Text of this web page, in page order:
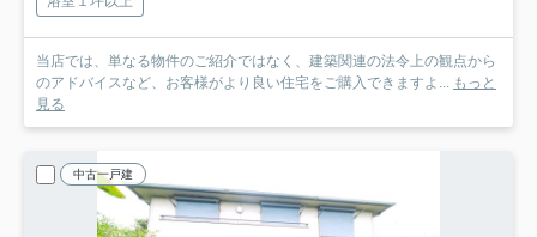
当店では、単なる物件のご紹介ではなく、建築関連の法令上の観点から
のアドバイスなど、お客様がより良い住宅をご購入できますよ...
もっと
見る
中古一戸建